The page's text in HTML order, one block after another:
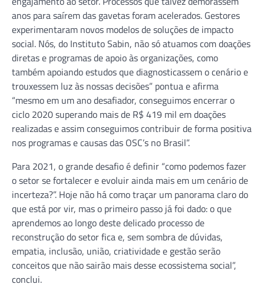
anos para saírem das gavetas foram acelerados. Gestores
experimentaram novos modelos de soluções de impacto
social. Nós, do Instituto Sabin, não só atuamos com doações
diretas e programas de apoio às organizações, como
também apoiando estudos que diagnosticassem o cenário e
trouxessem luz às nossas decisões” pontua e afirma
“mesmo em um ano desafiador, conseguimos encerrar o
ciclo 2020 superando mais de R$ 419 mil em doações
realizadas e assim conseguimos contribuir de forma positiva
nos programas e causas das OSC’s no Brasil”.
Para 2021, o grande desafio é definir “como podemos fazer
o setor se fortalecer e evoluir ainda mais em um cenário de
incerteza?”. Hoje não há como traçar um panorama claro do
que está por vir, mas o primeiro passo já foi dado: o que
aprendemos ao longo deste delicado processo de
reconstrução do setor fica e, sem sombra de dúvidas,
empatia, inclusão, união, criatividade e gestão serão
conceitos que não sairão mais desse ecossistema social”,
conclui.